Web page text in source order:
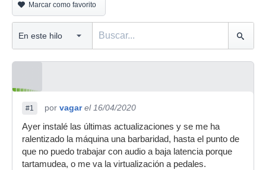
Marcar como favorito
#1 por vagar el 16/04/2020
Ayer instalé las últimas actualizaciones y se me ha
ralentizado la máquina una barbaridad, hasta el punto de
que no puedo trabajar con audio a baja latencia porque
tartamudea, o me va la virtualización a pedales.